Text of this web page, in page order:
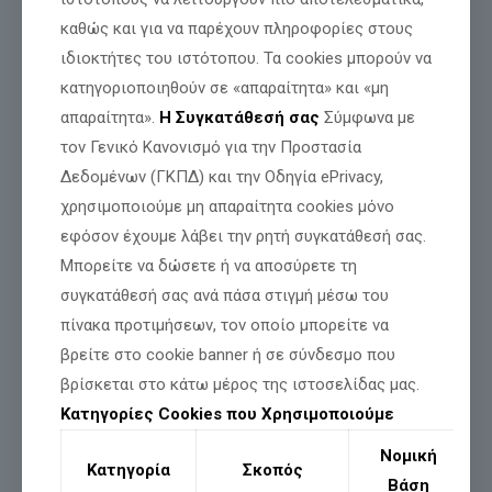
από τους Οθωμανούς που επί 400 χρόνια ήταν σκλαβωμένο
σε αυτούς!
Στην κρίσιμη καμπή
της εθνεγερσίας, όταν όλα έμοιαζαν
χαμένα,ο Γέρος του Μοριά, ο Θεόδωρος Κολοκοτρώνης
προσέφυγε στην Παναγία, ζητώντας βοήθεια. Η Παναγιά τον
άκουσε. Και η φλόγα της επανάστασης ξαναφούντωσε στις
ψυχές των Ελλήνων.
Δείτε πώς περιγράφει
ο ίδιος τα απομνημονεύματά του το
θαύμα που βίωσε:
«Έκατσα που εσκαπέτισαν με τα μπαϊράκια τους
Παναγία στο Χρυσοβίτσι, και το καθησιό μου ήτο όπου
έκλαιγα την Ελλάς…Σίμωσα, έδεσα το άλογό μου σ’ ένα
δένδρο, μπήκα μέσα και γονάτισα. Παναγία μου είπα από τα
βάθη της καρδιάς μου και τα μάτια μου δάκρυσαν. Παναγία
μου βοήθησε και τούτη τη φορά τους Έλληνες να ψυχωθούν.
Έκανα το Σταυρό μου,ασπάσθηκα την εικόνα της, βγήκα από
το εκκλησάκι, πήδηξα στο… άλογό μου και έφυγα. Σε λίγο
μου ο Αντώνης Κολοκοτρώνης και επτά ανήψια του. – Κανείς
δεν είναι στην Πιάνα, μου είπε ο Αντώνης. Ούτε στην
καθώς και για να παρέχουν πληροφορίες στους
ιδιοκτήτες του ιστότοπου. Τα cookies μπορούν να
κατηγοριοποιηθούν σε «απαραίτητα» και «μη
απαραίτητα». Η Συγκατάθεσή σας Σύμφωνα με
τον Γενικό Κανονισμό για την Προστασία
Δεδομένων (ΓΚΠΔ) και την Οδηγία ePrivacy,
χρησιμοποιούμε μη απαραίτητα cookies μόνο
εφόσον έχουμε λάβει την ρητή συγκατάθεσή σας.
Μπορείτε να δώσετε ή να αποσύρετε τη
συγκατάθεσή σας ανά πάσα στιγμή μέσω του
πίνακα προτιμήσεων, τον οποίο μπορείτε να
βρείτε στο cookie banner ή σε σύνδεσμο που
βρίσκεται στο κάτω μέρος της ιστοσελίδας μας.
Κατηγορίες Cookies που Χρησιμοποιούμε
Κατηγορία Σκοπός
Νομική
Βάση